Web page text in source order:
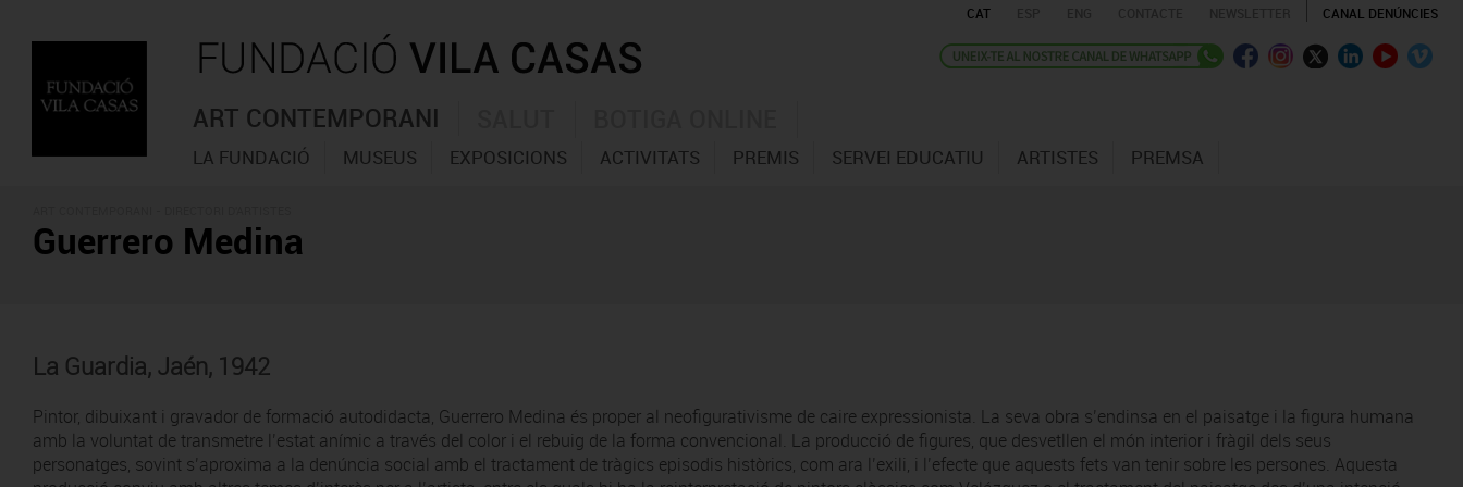
CAT CANAL DENÚNCIES
ART CONTEMPORANI
LA FUNDACIÓ MUSEUS EXPOSICIONS ACTIVITATS PREMIS SERVEI EDUCATIU ARTISTES PREMSA
Guerrero Medina
La Guardia, Jaén, 1942
Pintor, dibuixant i gravador de formació autodidacta, Guerrero Medina és proper al neofigurativisme de caire expressionista. La seva obra s’endinsa en el paisatge i la figura humana
amb la voluntat de transmetre l’estat anímic a través del color i el rebuig de la forma convencional. La producció de figures, que desvetllen el món interior i fràgil dels seus
personatges, sovint s’aproxima a la denúncia social amb el tractament de tràgics episodis històrics, com ara l’exili, i l’efecte que aquests fets van tenir sobre les persones. Aquesta